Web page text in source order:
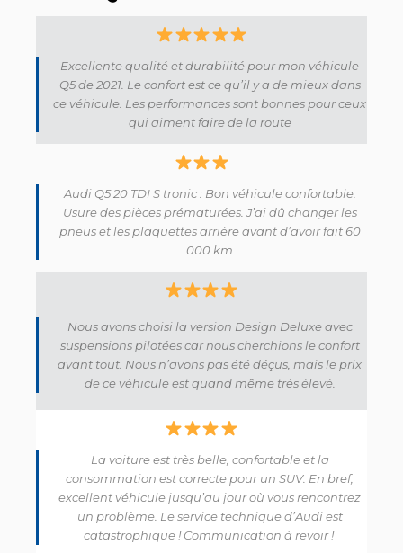
Excellente qualité et durabilité pour mon véhicule
Q5 de 2021. Le confort est ce qu’il y a de mieux dans
ce véhicule. Les performances sont bonnes pour ceux
qui aiment faire de la route
Audi Q5 20 TDI S tronic : Bon véhicule confortable.
Usure des pièces prématurées. J’ai dû changer les
pneus et les plaquettes arrière avant d’avoir fait 60
000 km
Nous avons choisi la version Design Deluxe avec
suspensions pilotées car nous cherchions le confort
avant tout. Nous n’avons pas été déçus, mais le prix
de ce véhicule est quand même très élevé.
La voiture est très belle, confortable et la
consommation est correcte pour un SUV. En bref,
excellent véhicule jusqu’au jour où vous rencontrez
un problème. Le service technique d’Audi est
catastrophique ! Communication à revoir !